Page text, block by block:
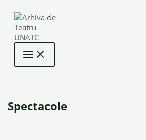
content
Spectacole